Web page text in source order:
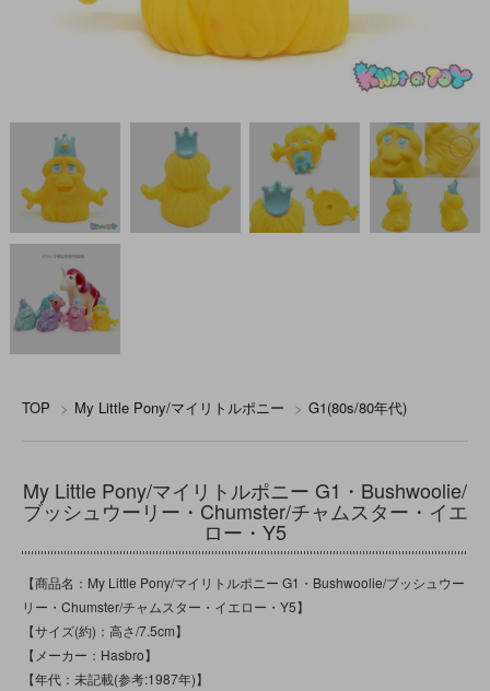
TOP > My Little Pony/マイリトルポニー > G1(80s/80年代)
My Little Pony/マイリトルポニー G1・Bushwoolie/
ブッシュウーリー・Chumster/チャムスター・イエ
ロー・Y5
【商品名：My Little Pony/マイリトルポニー G1・Bushwoolie/ブッシュウー
リー・Chumster/チャムスター・イエロー・Y5】
【サイズ(約)：高さ/7.5cm】
【メーカー：Hasbro】
【年代：未記載(参考:1987年)】